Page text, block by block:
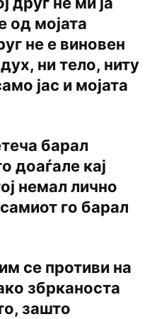
од мојата
не е виновен
ни тело, ниту
jac и мојата
барал
доаѓале кај
немал лично
го барал
се противи на
збрканоста
зашто